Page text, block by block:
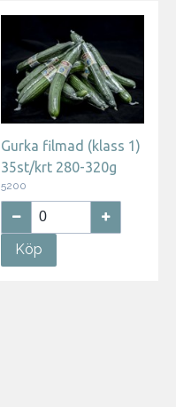
Gurka filmad (klass 1)
35st/krt 280-320g
5200
Köp